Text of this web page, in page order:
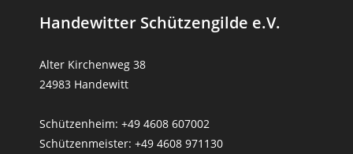
Handewitter Schützengilde e.V.
Alter Kirchenweg 38
24983 Handewitt
Schützenheim: +49 4608 607002
Schützenmeister: +49 4608 971130